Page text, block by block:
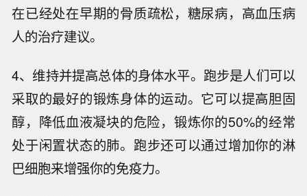
在已经处在早期的骨质疏松，糖尿病，高血压病
人的治疗建议。
4、维持并提高总体的身体水平。跑步是人们可以
采取的最好的锻炼身体的运动。它可以提高胆固
醇，降低血液凝块的危险，锻炼你的50%的经常
处于闲置状态的肺。跑步还可以通过增加你的淋
巴细胞来增强你的免疫力。